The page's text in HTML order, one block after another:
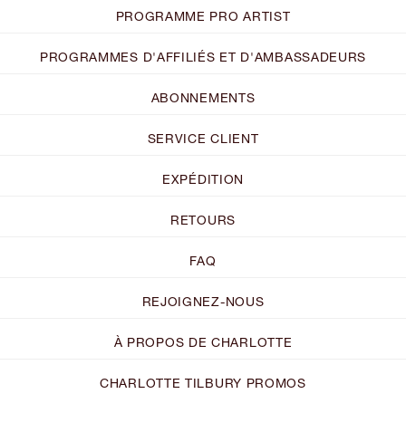
PROGRAMME PRO ARTIST
PROGRAMMES D'AFFILIÉS ET D'AMBASSADEURS
ABONNEMENTS
SERVICE CLIENT
EXPÉDITION
RETOURS
FAQ
REJOIGNEZ-NOUS
À PROPOS DE CHARLOTTE
CHARLOTTE TILBURY PROMOS